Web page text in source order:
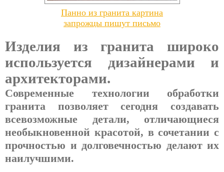
Панно из гранита картина
запрожцы пишут письмо
Изделия из гранита широко
используется дизайнерами и
архитекторами.
Современные технологии обработки
гранита позволяет сегодня создавать
всевозможные детали, отличающиеся
необыкновенной красотой, в сочетании с
прочностью и долговечностью делают их
наилучшими.